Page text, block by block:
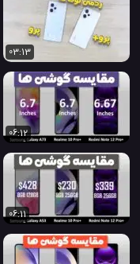
# گلکسی نوت 10
5.9 هزار بازدید
7 سال پیش
03:13
06:12
06:11